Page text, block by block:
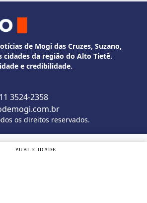
de Mogi das Cruzes, Suzano,
cidades da região do Alto Tietê.
e credibilidade.
3524-2358
os direitos reservados.
redes sociais
de acordo com a nossa
PUBLICIDADE